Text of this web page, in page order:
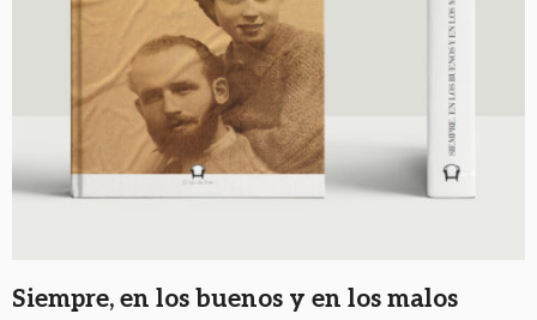
Siempre, en los buenos y en los malos